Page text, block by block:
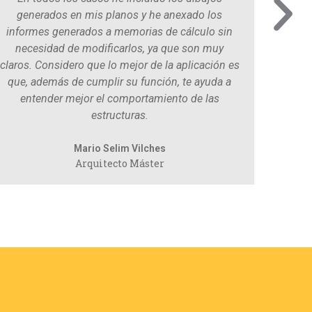
generados en mis planos y he anexado los
informes generados a memorias de cálculo sin
necesidad de modificarlos, ya que son muy
claros. Considero que lo mejor de la aplicación es
que, además de cumplir su función, te ayuda a
entender mejor el comportamiento de las
estructuras.
Mario Selim Vilches
Arquitecto Máster
el día